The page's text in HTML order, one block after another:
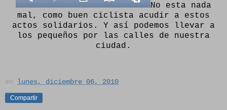
No esta nada
mal, como buen ciclista acudir a estos
actos solidarios. Y así podemos llevar a
los pequeños por las calles de nuestra
ciudad.
en lunes, diciembre 06, 2010
Compartir